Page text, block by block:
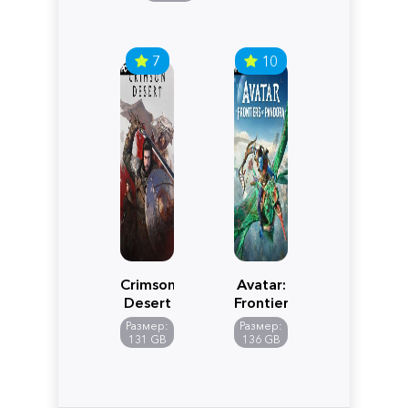
7
Crimson
Desert
Размер:
131 GB
10
Avatar:
Frontiers
of
Pandora
Размер:
136 GB